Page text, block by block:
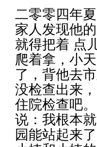
二零零四年
家人发现他
就得把着 点
爬着拿，小
了，背他去
没检查出来
住院检查吧
说：我根本
园能站起来